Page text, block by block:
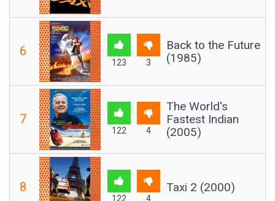
6
123 3
Back to the Future
(1985)
7
122 4
The World's
Fastest Indian
(2005)
8
122 4
Taxi 2 (2000)